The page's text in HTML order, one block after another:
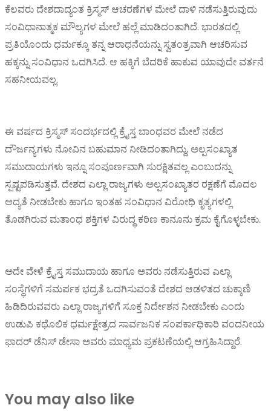
ಕೆಲವರು ದೇಶದಾದ್ಯಂತ ಕ್ರಿಸ್ಮಸ್ ಆಚರಣೆಗಳ ಮೇಲೆ ದಾಳಿ ನಡೆಸುತ್ತಿರುವುದು
ಸಂವಿಧಾನಾತ್ಮಕ ಮೌಲ್ಯಗಳ ಮೇಲೆ ಹಲ್ಲೆ ಮಾಡಿದಂತಾಗಿದೆ. ಭಾರತದಲ್ಲಿ
ಪ್ರತಿಯೊಂದು ಧರ್ಮಕ್ಕೂ ತನ್ನ ಆರಾಧನೆಯನ್ನು ಸ್ವತಂತ್ರವಾಗಿ ಆಚರಿಸುವ
ಹಕ್ಕನ್ನು ಸಂವಿಧಾನ ಒದಗಿಸಿದೆ. ಆ ಹಕ್ಕಿಗೆ ಬೆದರಿಕೆ ಹಾಕುವ ಯಾವುದೇ ವರ್ತನೆ
ಸಹನೀಯವಲ್ಲ.
ಈ ವರ್ಷದ ಕ್ರಿಸ್ಮಸ್ ಸಂದರ್ಭದಲ್ಲಿ ಕ್ರೈಸ್ತ ಬಾಂಧವರ ಮೇಲೆ ನಡೆದ
ದೌರ್ಜನ್ಯಗಳು ನೋವಿನ ಬಹುಮಾನ ನೀಡಿದಂತಾಗಿದ್ದು, ಅಲ್ಪಸಂಖ್ಯಾತ
ಸಮುದಾಯಗಳು ಇನ್ನೂ ಸಂಪೂರ್ಣವಾಗಿ ಸುರಕ್ಷಿತವಲ್ಲ ಎಂಬುದನ್ನು
ಸ್ಪಷ್ಟಪಡಿಸುತ್ತವೆ. ದೇಶದ ಎಲ್ಲಾ ರಾಜ್ಯಗಳು ಅಲ್ಪಸಂಖ್ಯಾತರ ರಕ್ಷಣೆಗೆ ಮೊದಲ
ಆದ್ಯತೆ ನೀಡಬೇಕು ಹಾಗೂ ಇಂತಹ ಸಂವಿಧಾನ ವಿರೋಧಿ ಕೃತ್ಯಗಳಲ್ಲಿ
ತೊಡಗಿರುವ ಮತಾಂಧ ಶಕ್ತಿಗಳ ವಿರುದ್ಧ ಕಠಿಣ ಕಾನೂನು ಕ್ರಮ ಕೈಗೊಳ್ಳಬೇಕು.
ಅದೇ ವೇಳೆ ಕ್ರೈಸ್ತ ಸಮುದಾಯ ಹಾಗೂ ಅವರು ನಡೆಸುತ್ತಿರುವ ಎಲ್ಲಾ
ಸಂಸ್ಥೆಗಳಿಗೆ ಸಮರ್ಪಕ ಭದ್ರತೆ ಒದಗಿಸುವಂತೆ ದೇಶದ ಆಡಳಿತದ ಚುಕ್ಕಾಣಿ
ಹಿಡಿದಿರುವವರು ಎಲ್ಲಾ ರಾಜ್ಯಗಳಿಗೆ ಸೂಕ್ತ ನಿರ್ದೇಶನ ನೀಡಬೇಕು ಎಂದು
ಉಡುಪಿ ಕಥೊಲಿಕ ಧರ್ಮಕ್ಷೇತ್ರದ ಸಾರ್ವಜನಿಕ ಸಂಪರ್ಕಾಧಿಕಾರಿ ವಂದನೀಯ
ಫಾದರ್ ಡೆನಿಸ್ ಡೇಸಾ ಅವರು ಮಾಧ್ಯಮ ಪ್ರಕಟಣೆಯಲ್ಲಿ ಆಗ್ರಹಿಸಿದ್ದಾರೆ.
You may also like